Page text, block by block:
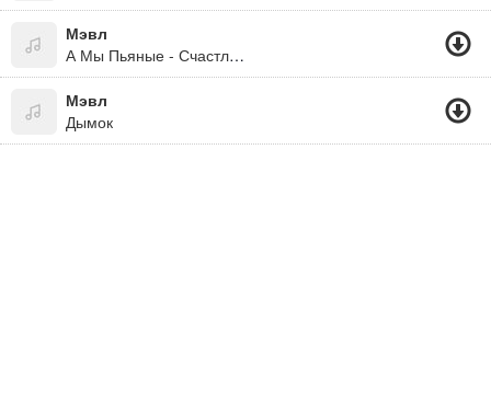
Мэвл
А Мы Пьяные - Счастливые 2019
Мэвл
Дымок